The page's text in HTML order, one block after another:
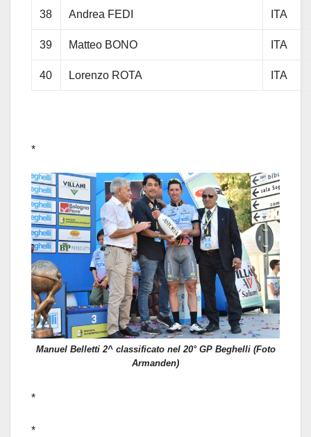
38 Andrea FEDI ITA
39 Matteo BONO ITA
40 Lorenzo ROTA ITA
*
Manuel Belletti 2^ classificato nel 20° GP Beghelli (Foto
Armanden)
*
*